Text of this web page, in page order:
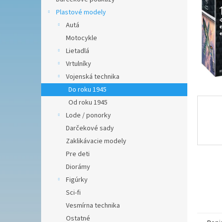
Plastové modely
Autá
Motocykle
Lietadlá
Vrtulníky
Vojenská technika
Do roku 1945
Od roku 1945
Lode / ponorky
Darčekové sady
Zaklikávacie modely
Pre deti
Diorámy
Figúrky
Sci-fi
Vesmírna technika
Ostatné